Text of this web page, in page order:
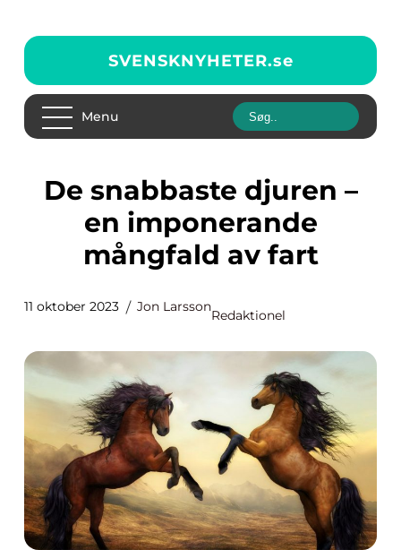
SVENSKNYHETER.se
Menu
De snabbaste djuren –
en imponerande
mångfald av fart
11 oktober 2023 Jon Larsson
Redaktionel